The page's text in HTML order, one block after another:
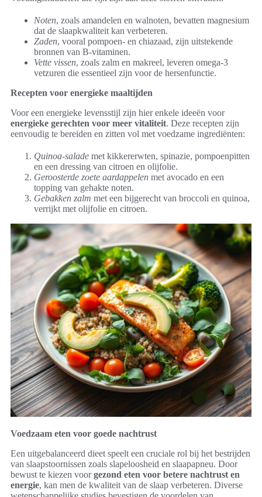
Noten, zoals amandelen en walnoten, bevatten magnesium
dat de slaapkwaliteit kan verbeteren.
Zaden, vooral pompoen- en chiazaad, zijn uitstekende
bronnen van B-vitaminen.
Vette vissen, zoals zalm en makreel, leveren omega-3
vetzuren die essentieel zijn voor de hersenfunctie.
Recepten voor energieke maaltijden
Voor een energieke levensstijl zijn hier enkele ideeën voor
energieke gerechten voor meer vitaliteit. Deze recepten zijn
eenvoudig te bereiden en zitten vol met voedzame ingrediënten:
Quinoa-salade met kikkererwten, spinazie, pompoenpitten
en een dressing van citroen en olijfolie.
Geroosterde zoete aardappelen met avocado en een
topping van gehakte noten.
Gebakken zalm met een bijgerecht van broccoli en quinoa,
verrijkt met olijfolie en citroen.
Voedzaam eten voor goede nachtrust
Een uitgebalanceerd dieet speelt een cruciale rol bij het bestrijden
van slaapstoornissen zoals slapeloosheid en slaapapneu. Door
bewust te kiezen voorgezond eten voor betere nachtrust en
energie, kan men de kwaliteit van de slaap verbeteren. Diverse